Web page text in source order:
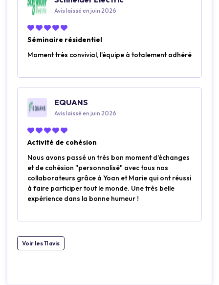
Avis laissé en juin 2026
Séminaire résidentiel
Moment très convivial, l'équipe à totalement adhéré
EQUANS
Avis laissé en juin 2026
Activité de cohésion
Nous avons passé un très bon moment d'échanges
et de cohésion "personnalisé" avec tous nos
collaborateurs grâce à Yoan et Marie qui ont réussi
à faire participer tout le monde. Une très belle
expérience dans la bonne humeur !
Voir les 11 avis